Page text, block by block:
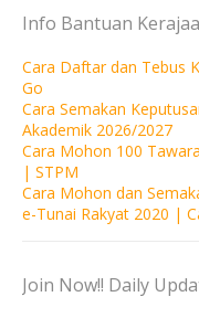
Info Bantuan
Cara Daftar dan Tebus
Go
Cara Semakan
Akademik 2026/2027
Cara Mohon 100
| STPM
Cara Mohon dan
e-Tunai Rakyat 2020 |
Join Now!! Daily